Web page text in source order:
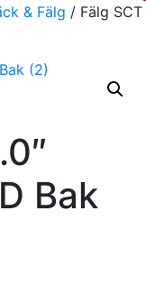
& Fälg / Fälg SCT
Bak